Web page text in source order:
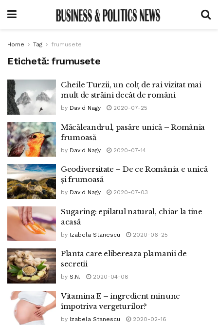
Home Tag frumusete
Etichetă: frumusete
Cheile Turzii, un colț de rai vizitat mai
mult de străini decât de români
by David Nagy 2020-07-25
Măcăleandrul, pasăre unică – România
frumoasă
by David Nagy 2020-07-14
Geodiversitate – De ce România e unică
și frumoasă
by David Nagy 2020-07-03
Sugaring: epilatul natural, chiar la tine
acasă
by Izabela Stanescu 2020-06-25
Planta care elibereaza plamanii de
secretii
by S.N. 2020-04-08
Vitamina E – ingredient minune
împotriva vergeturilor?
by Izabela Stanescu 2020-02-16